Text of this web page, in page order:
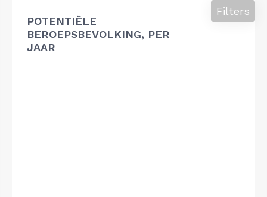
POTENTIËLE
BEROEPSBEVOLKING, PER
JAAR
Filters